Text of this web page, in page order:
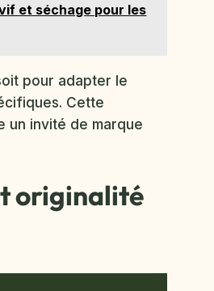
et séchage pour les
pour adapter le
Cette
un invité de marque
originalité